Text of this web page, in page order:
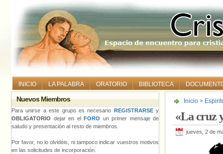
INICIO LA PALABRA ORATORIO BIBLIOTECA
Inicio >
«La cruz
jueves, 2 de
Nuevos Miembros
Para unirse a este grupo es necesario REGISTRARSEy
OBLIGATORIO dejar en el FORO un primer mensaje de
saludo y presentación al resto de miembros.
Por favor, no lo olvidéis, ni tampoco indicar vuestros motivos
en las solicitudes de incorporación.